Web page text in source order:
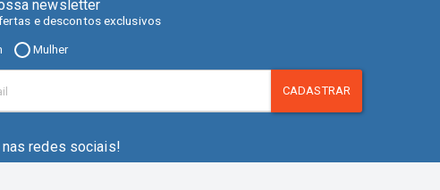
newsletter
e descontos exclusivos
Mulher
CADASTRAR
redes sociais!